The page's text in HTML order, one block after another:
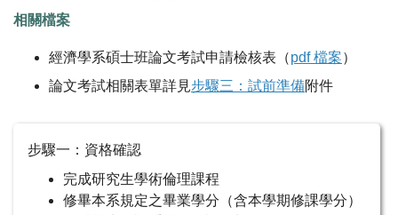
相關檔案
經濟學系碩士班論文考試申請檢核表（pdf 檔案）
論文考試相關表單詳見步驟三：試前準備附件
步驟一：資格確認
完成研究生學術倫理課程
修畢本系規定之畢業學分（含本學期修課學分）